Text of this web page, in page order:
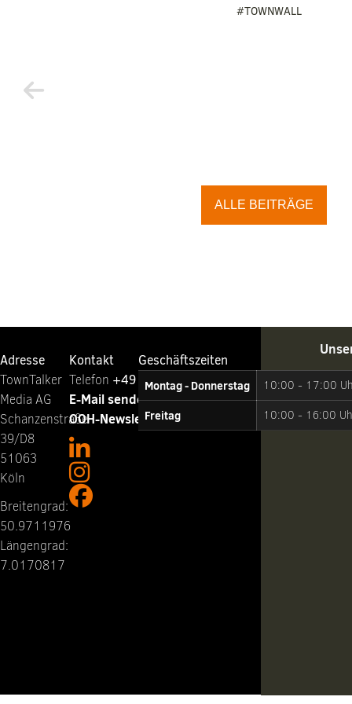
#TOWNWALL
ALLE BEITRÄGE
Adresse
TownTalker
Media AG
Schanzenstraße
39/D8
51063
Köln
Breitengrad:
50.9711976
Längengrad:
7.0170817
Kontakt
Telefon ‭ +49 221 65064-0
E-Mail senden
OOH-Newsletter abonnieren
Geschäftszeiten
Montag - Donnerstag
10:00 - 17:00
Freitag 10:00 - 16:00